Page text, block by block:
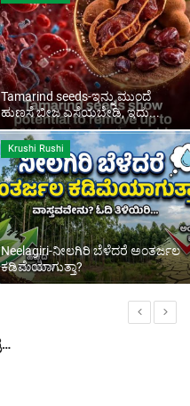
Tamarind seeds-ಇನ್ನು ಮುಂದೆ
ಹುಣಸೆ ಬೀಜ ಎಸೆಯಬೇಡಿ, ಇದು...
Krushi Rushi
Neelagiri-ನೀಲಗಿರಿ ಬೆಳೆದರೆ ಅಂತರ್ಜಲ
ಕಡಿಮೆಯಾಗುತ್ತಾ?
Neelagiri-ನೀಲಗಿರಿ ಬೆಳೆದರೆ ಅಂತರ್ಜಲ ಕಡಿಮೆಯಾಗುತ್ತಾ?